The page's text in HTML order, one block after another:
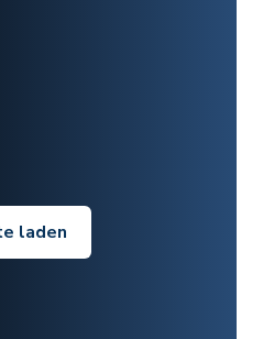
laden